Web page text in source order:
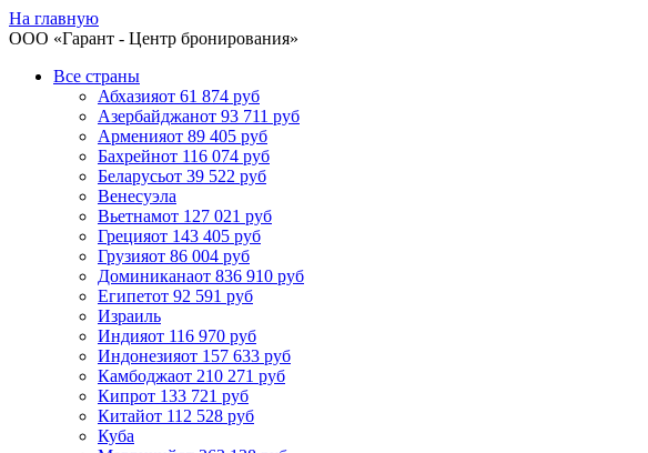
На главную
ООО «Гарант - Центр бронирования»
Все страны
Абхазияот 61 874 руб
Азербайджанот 93 711 руб
Арменияот 89 405 руб
Бахрейнот 116 074 руб
Беларусьот 39 522 руб
Венесуэла
Вьетнамот 127 021 руб
Грецияот 143 405 руб
Грузияот 86 004 руб
Доминиканаот 836 910 руб
Египетот 92 591 руб
Израиль
Индияот 116 970 руб
Индонезияот 157 633 руб
Камбоджаот 210 271 руб
Кипрот 133 721 руб
Китайот 112 528 руб
Куба